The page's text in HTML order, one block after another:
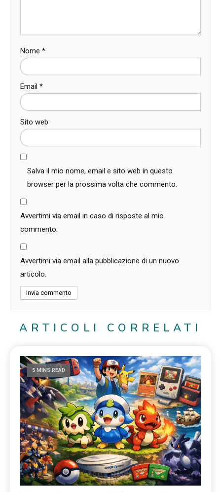
Nome *
Email *
Sito web
Salva il mio nome, email e sito web in questo
browser per la prossima volta che commento.
Avvertimi via email in caso di risposte al mio
commento.
Avvertimi via email alla pubblicazione di un nuovo
articolo.
ARTICOLI CORRELATI
5 MINS READ